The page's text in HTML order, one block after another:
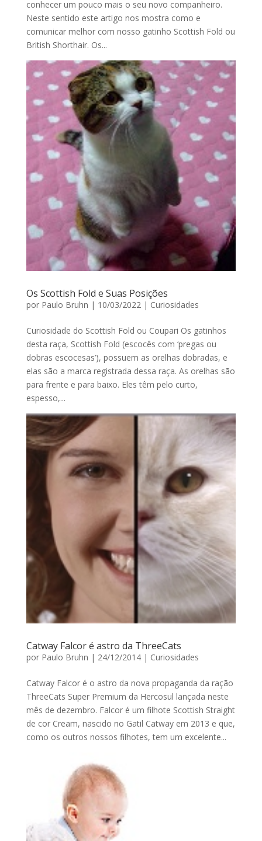
conhecer um pouco mais o seu novo companheiro.
Neste sentido este artigo nos mostra como e
comunicar melhor com nosso gatinho Scottish Fold ou
British Shorthair. Os...
Os Scottish Fold e Suas Posições
por Paulo Bruhn | 10/03/2022 | Curiosidades
Curiosidade do Scottish Fold ou Coupari Os gatinhos
desta raça, Scottish Fold (escocês com ‘pregas ou
dobras escocesas’), possuem as orelhas dobradas, e
elas são a marca registrada dessa raça. As orelhas são
para frente e para baixo. Eles têm pelo curto,
espesso,...
Catway Falcor é astro da ThreeCats
por Paulo Bruhn | 24/12/2014| Curiosidades
Catway Falcor é o astro da nova propaganda da ração
ThreeCats Super Premium da Hercosul lançada neste
mês de dezembro. Falcor é um filhote Scottish Straight
de cor Cream, nascido no Gatil Catway em 2013 e que,
como os outros nossos filhotes, tem um excelente...